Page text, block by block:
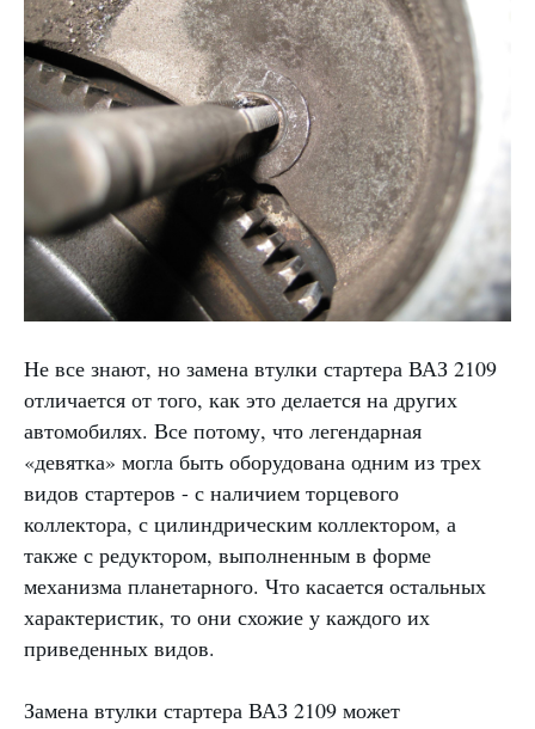
Не все знают, но замена втулки стартера ВАЗ 2109
отличается от того, как это делается на других
автомобилях. Все потому, что легендарная
«девятка» могла быть оборудована одним из трех
видов стартеров - с наличием торцевого
коллектора, с цилиндрическим коллектором, а
также с редуктором, выполненным в форме
механизма планетарного. Что касается остальных
характеристик, то они схожие у каждого их
приведенных видов.
Замена втулки стартера ВАЗ 2109 может